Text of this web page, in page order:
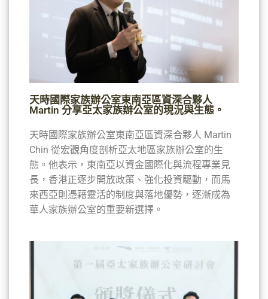
天時國際家族辦公室東南亞區資深合夥人
Martin 分享亞太家族辦公室的現況與生態。
天時國際家族辦公室東南亞區資深合夥人 Martin
Chin 從宏觀角度剖析亞太地區家族辦公室的生
態。他表示，東南亞以資金國際化與流程專業見
長，香港正逐步開放政策、強化投資驅動，而馬
來西亞則憑藉靈活的制度與落地優勢，逐漸成為
華人家族辦公室的重要新選擇。